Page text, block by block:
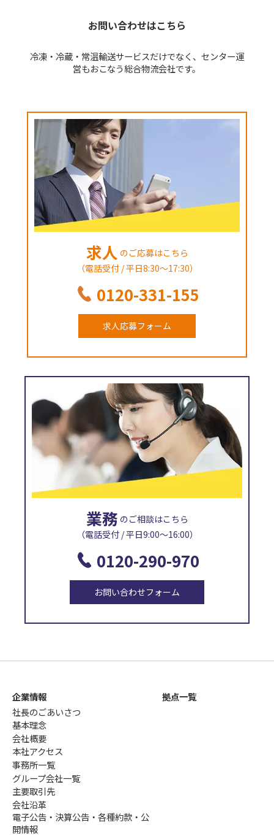
お問い合わせはこちら
冷凍・冷蔵・常温輸送サービスだけでなく、センター運
営もおこなう総合物流会社です。
求人 のご応募はこちら
（電話受付 / 平日8:30～17:30）
0120-331-155
求人応募フォーム
業務 のご相談はこちら
（電話受付 / 平日9:00〜16:00）
0120-290-970
お問い合わせフォーム
企業情報
社長のごあいさつ
基本理念
会社概要
本社アクセス
事務所一覧
グループ会社一覧
主要取引先
会社沿革
電子公告・決算公告・各種約款・公
開情報
拠点一覧